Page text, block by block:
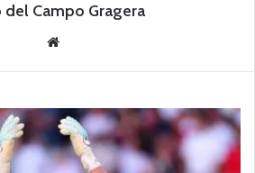
del Campo Gragera
b